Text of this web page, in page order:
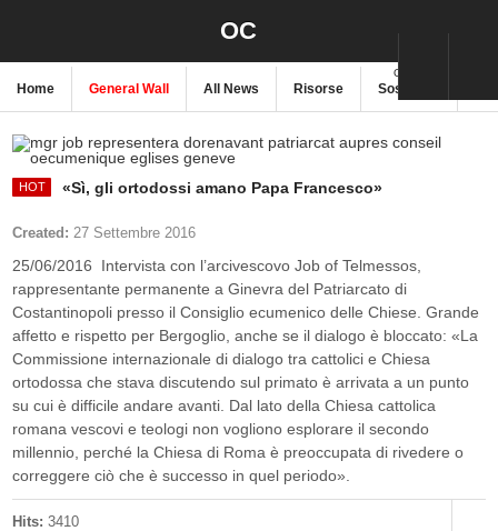
OC
ORIENTE CRISTIANO
Home General Wall All News Risorse Sostienici
«Sì, gli ortodossi amano Papa Francesco»
Created: 27 Settembre 2016
25/06/2016 Intervista con l’arcivescovo Job of Telmessos,
rappresentante permanente a Ginevra del Patriarcato di
Costantinopoli presso il Consiglio ecumenico delle Chiese. Grande
affetto e rispetto per Bergoglio, anche se il dialogo è bloccato: «La
Commissione internazionale di dialogo tra cattolici e Chiesa
ortodossa che stava discutendo sul primato è arrivata a un punto
su cui è difficile andare avanti. Dal lato della Chiesa cattolica
romana vescovi e teologi non vogliono esplorare il secondo
millennio, perché la Chiesa di Roma è preoccupata di rivedere o
correggere ciò che è successo in quel periodo».
Hits: 3410